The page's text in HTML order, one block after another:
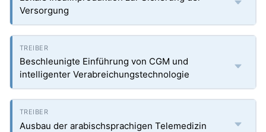
Versorgung
Beschleunigte Einführung von CGM und
intelligenter Verabreichungstechnologie
Ausbau der arabischsprachigen Telemedizin